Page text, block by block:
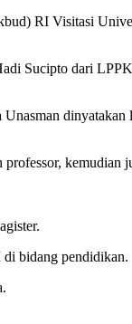
RI Visitasi
Sucipto dari
dinyatakan
kemudian
di bidang pendidikan.